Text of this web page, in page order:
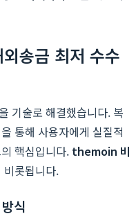
송금 최저 수수
기술로 해결했습니다. 복
통해 사용자에게 실질적
핵심입니다. themoin 비
비롯됩니다.
식